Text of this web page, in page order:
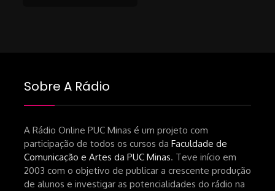
Sobre A Rádio
A Rádio Online PUC Minas é um projeto com
participação de todos os cursos da Faculdade de
Comunicação e Artes da PUC Minas. Teve início em
2003 com o objetivo de publicar a crescente produção
de alunos e investigar as potencialidades do rádio na